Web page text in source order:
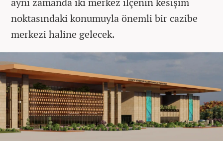
noktasındaki konumuyla önemli bir cazibe
merkezi haline gelecek.